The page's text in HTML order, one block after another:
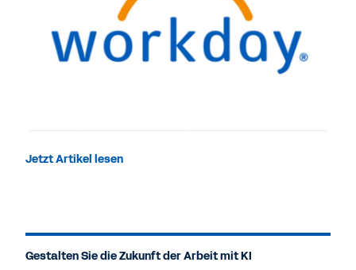
Jetzt Artikel lesen
Gestalten Sie die Zukunft der Arbeit mit KI